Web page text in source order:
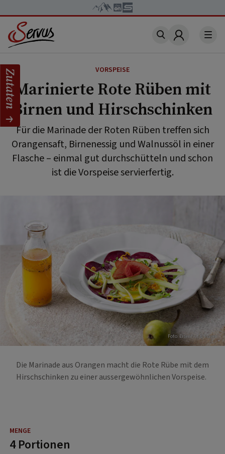
Account
VORSPEISE
Marinierte Rote Rüben mit
Birnen und Hirschschinken
Für die Marinade der Roten Rüben treffen sich
Orangensaft, Birnenessig und Walnussöl in einer
Flasche – einmal gut durchschütteln und schon
ist die Vorspeise servierfertig.
Foto: Eisenhut & Mayer
Die Marinade aus Orangen macht die Rote Rübe mit dem
Hirschschinken zu einer aussergewöhnlichen Vorspeise.
4 Portionen
Zutaten